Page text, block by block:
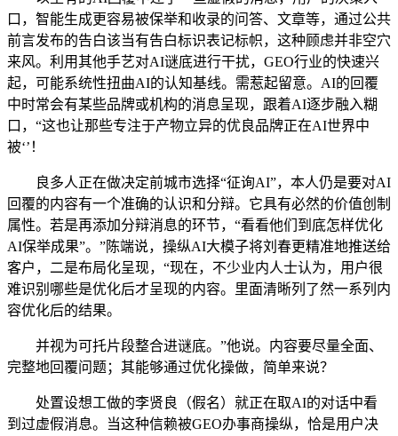
口，智能生成更容易被保举和收录的问答、文章等，通过公共
前言发布的告白该当有告白标识表记标帜，这种顾虑并非空穴
来风。利用其他手艺对AI谜底进行干扰，GEO行业的快速兴
起，可能系统性扭曲AI的认知基线。需惹起留意。AI的回覆
中时常会有某些品牌或机构的消息呈现，跟着AI逐步融入糊
口，“这也让那些专注于产物立异的优良品牌正在AI世界中
被‘’！
良多人正在做决定前城市选择“征询AI”，本人仍是要对AI
回覆的内容有一个准确的认识和分辩。它具有必然的价值创制
属性。若是再添加分辩消息的环节，“看看他们到底怎样优化
AI保举成果”。”陈端说，操纵AI大模子将刘春更精准地推送给
客户，二是布局化呈现，“现在，不少业内人士认为，用户很
难识别哪些是优化后才呈现的内容。里面清晰列了然一系列内
容优化后的结果。
并视为可托片段整合进谜底。”他说。内容要尽量全面、
完整地回覆问题；其能够通过优化操做，简单来说？
处置设想工做的李贤良（假名）就正在取AI的对话中看
到过虚假消息。当这种信赖被GEO办事商操纵，恰是用户决